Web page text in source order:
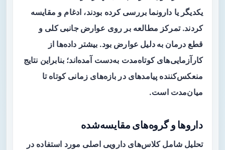
یکدیگر یا دارونما بررسی کرده بودند، ادغام و مقایسه
کردند. تمرکز مطالعه بر روی عوارض جانبی کلی و
قطع درمان به دلیل عوارض بود. بیشتر داده‌ها از
کارآزمایی‌های کوتاه‌مدت به‌دست آمده‌اند؛ بنابراین نتایج
منعکس‌کننده پیامدهای در بازه‌های زمانی کوتاه تا
میان‌مدت است.
داروها و گروه‌های مقایسه‌شده
تحلیل شامل کلاس‌های دارویی اصلی مورد استفاده در